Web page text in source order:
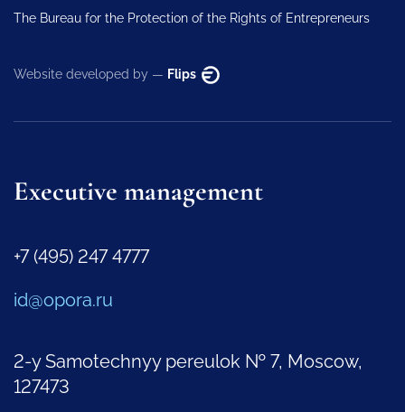
The Bureau for the Protection of the Rights of Entrepreneurs
Website developed by — Flips
Executive management
+7 (495) 247 4777
id@opora.ru
2-y Samotechnyy pereulok № 7, Moscow,
127473